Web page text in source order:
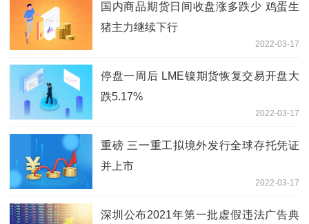
国内商品期货日间收盘涨多跌少 鸡蛋生
猪主力继续下行
2022-03-17
停盘一周后 LME镍期货恢复交易开盘大
跌5.17%
2022-03-17
重磅 三一重工拟境外发行全球存托凭证
并上市
2022-03-17
深圳公布2021年第一批虚假违法广告典